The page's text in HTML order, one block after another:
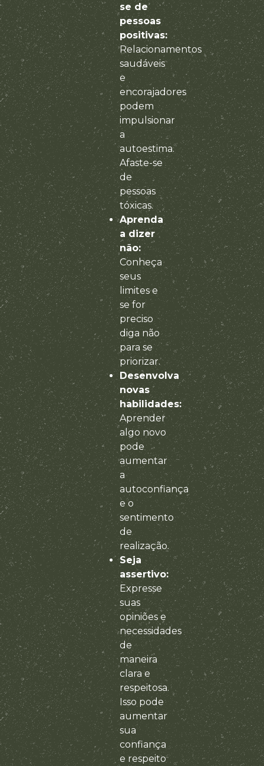
se de
pessoas
positivas:
Relacionamentos
saudáveis
e
encorajadores
podem
impulsionar
a
autoestima.
Afaste-se
de
pessoas
tóxicas.
Aprenda
a dizer
não:
Conheça
seus
limites e
se for
preciso
diga não
para se
priorizar.
Desenvolva
novas
habilidades:
Aprender
algo novo
pode
aumentar
a
autoconfiança
e o
sentimento
de
realização.
Seja
assertivo:
Expresse
suas
opiniões e
necessidades
de
maneira
clara e
respeitosa.
Isso pode
aumentar
sua
confiança
e respeito